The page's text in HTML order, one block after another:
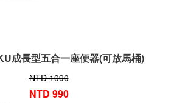
成長型五合一座便器(可放馬桶)
NTD 1090
NTD 990